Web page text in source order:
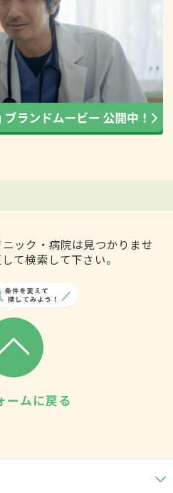
ック・病院は見つかりませ
て検索して下さい。
ームに戻る